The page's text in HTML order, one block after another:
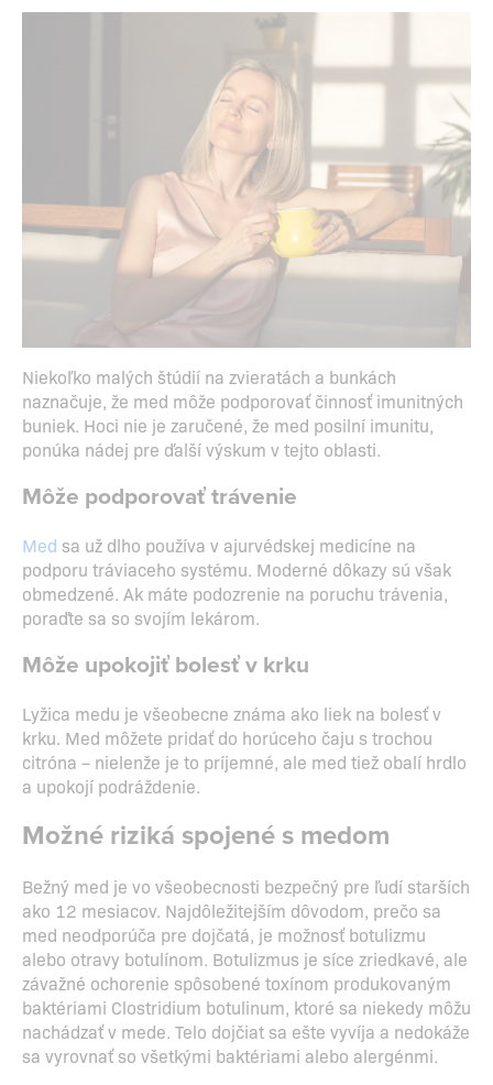
Niekoľko malých štúdií na zvieratách a bunkách
naznačuje, že med môže podporovať činnosť imunitných
buniek. Hoci nie je zaručené, že med posilní imunitu,
ponúka nádej pre ďalší výskum v tejto oblasti.
Môže podporovať trávenie
Med sa už dlho používa v ajurvédskej medicíne na
podporu tráviaceho systému. Moderné dôkazy sú však
obmedzené. Ak máte podozrenie na poruchu trávenia,
poraďte sa so svojím lekárom.
Môže upokojiť bolesť v krku
Lyžica medu je všeobecne známa ako liek na bolesť v
krku. Med môžete pridať do horúceho čaju s trochou
citróna – nielenže je to príjemné, ale med tiež obalí hrdlo
a upokojí podráždenie.
Možné riziká spojené s medom
Bežný med je vo všeobecnosti bezpečný pre ľudí starších
ako 12 mesiacov. Najdôležitejším dôvodom, prečo sa
med neodporúča pre dojčatá, je možnosť botulizmu
alebo otravy botulínom. Botulizmus je síce zriedkavé, ale
závažné ochorenie spôsobené toxínom produkovaným
baktériami Clostridium botulinum, ktoré sa niekedy môžu
nachádzať v mede. Telo dojčiat sa ešte vyvíja a nedokáže
sa vyrovnať so všetkými baktériami alebo alergénmi.